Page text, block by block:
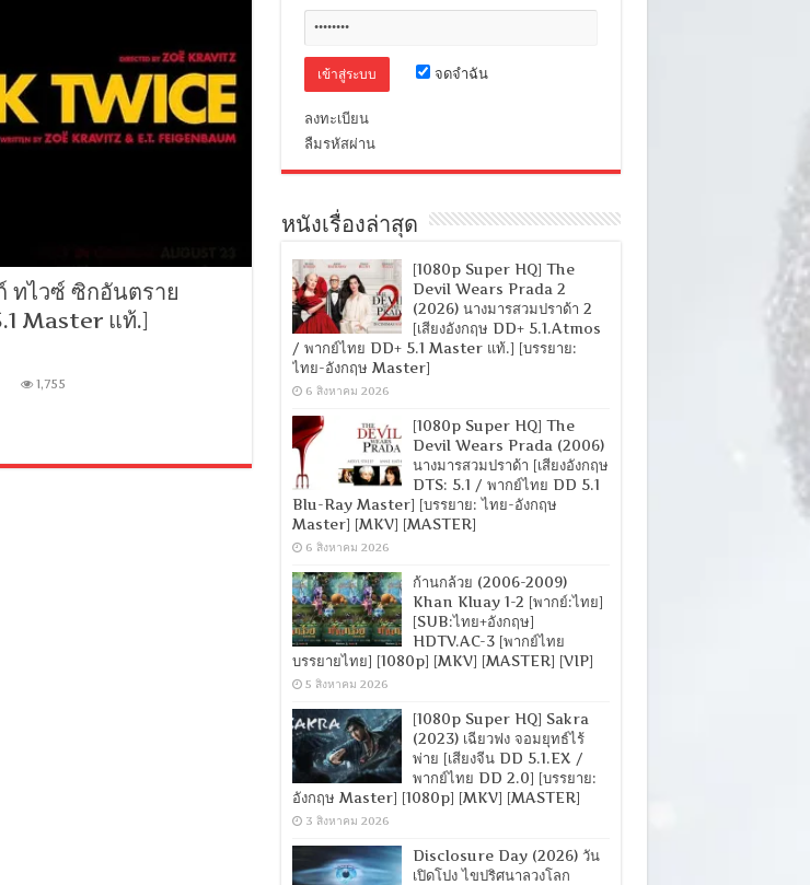
ทไวซ์ ซิกอันตราย
Master แท้.]
1,755
จดจำฉัน
ลงทะเบียน
ลืมรหัสผ่าน
หนังเรื่องล่าสุด
[1080p Super HQ] The
Devil Wears Prada 2
(2026) นางมารสวมปราด้า 2
[เสียงอังกฤษ DD+ 5.1.Atmos
/ พากย์ไทย DD+ 5.1 Master แท้.] [บรรยาย:
ไทย-อังกฤษ Master]
6 สิงหาคม 2026
[1080p Super HQ] The
Devil Wears Prada (2006)
นางมารสวมปราด้า [เสียงอังกฤษ
DTS: 5.1 / พากย์ไทย DD 5.1
Blu-Ray Master] [บรรยาย: ไทย-อังกฤษ
Master] [MKV] [MASTER]
6 สิงหาคม 2026
ก้านกล้วย (2006-2009)
Khan Kluay 1-2 [พากย์:ไทย]
[SUB:ไทย+อังกฤษ]
HDTV.AC-3 [พากย์ไทย
บรรยายไทย] [1080p] [MKV] [MASTER] [VIP]
5 สิงหาคม 2026
[1080p Super HQ] Sakra
(2023) เฉียวฟง จอมยุทธ์ไร้
พ่าย [เสียงจีน DD 5.1.EX /
พากย์ไทย DD 2.0] [บรรยาย:
อังกฤษ Master] [1080p] [MKV] [MASTER]
3 สิงหาคม 2026
Disclosure Day (2026) วัน
เปิดโปง ไขปริศนาลวงโลก